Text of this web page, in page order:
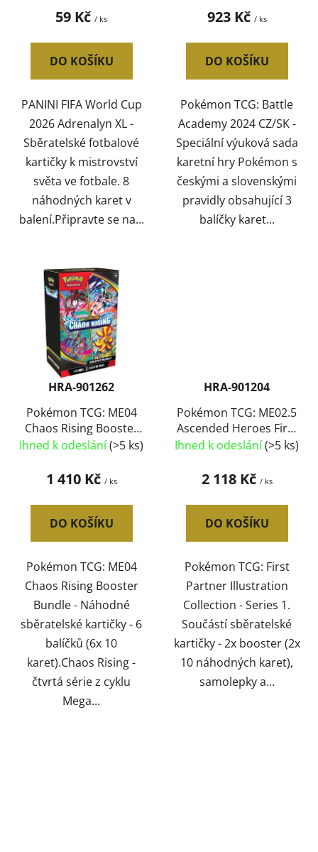
59 Kč / ks
DO KOŠÍKU
PANINI FIFA World Cup
2026 Adrenalyn XL -
Sběratelské fotbalové
kartičky k mistrovství
světa ve fotbale. 8
náhodných karet v
balení.Připravte se na...
923 Kč / ks
DO KOŠÍKU
Pokémon TCG: Battle
Academy 2024 CZ/SK -
Speciální výuková sada
karetní hry Pokémon s
českými a slovenskými
pravidly obsahující 3
balíčky karet...
HRA-901262
Pokémon TCG: ME04
Chaos Rising Booster
Bundle set 6x booster
Ihned k odeslání(>5 ks)
1 410 Kč / ks
DO KOŠÍKU
Pokémon TCG: ME04
Chaos Rising Booster
Bundle - Náhodné
sběratelské kartičky - 6
balíčků (6x 10
karet).Chaos Rising -
čtvrtá série z cyklu
Mega...
HRA-901204
Pokémon TCG: ME02.5
Ascended Heroes First
Partners Illustration
Ihned k odeslání(>5 ks)
2 118 Kč / ks
DO KOŠÍKU
Pokémon TCG: First
Partner Illustration
Collection - Series 1.
Součástí sběratelské
kartičky - 2x booster (2x
10 náhodných karet),
samolepky a...